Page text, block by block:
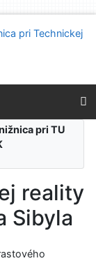
pri TU
reality
Sibyla